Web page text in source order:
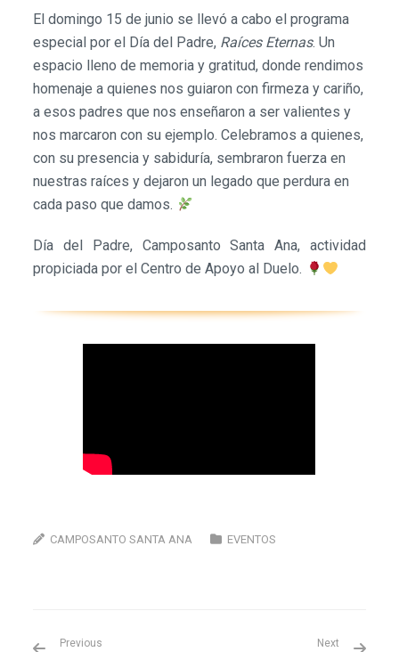
El domingo 15 de junio se llevó a cabo el programa
especial por el Día del Padre, Raíces Eternas. Un
espacio lleno de memoria y gratitud, donde rendimos
homenaje a quienes nos guiaron con firmeza y cariño,
a esos padres que nos enseñaron a ser valientes y
nos marcaron con su ejemplo. Celebramos a quienes,
con su presencia y sabiduría, sembraron fuerza en
nuestras raíces y dejaron un legado que perdura en
cada paso que damos.
Día del Padre, Camposanto Santa Ana, actividad
propiciada por el Centro de Apoyo al Duelo.
CAMPOSANTO SANTA ANA EVENTOS
Previous Next